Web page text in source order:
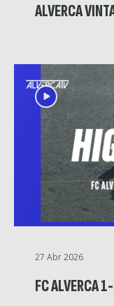
ALVERCA
27 Abr 2026
FC ALVERCA